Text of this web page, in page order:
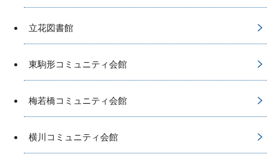
立花図書館
東駒形コミュニティ会館
梅若橋コミュニティ会館
横川コミュニティ会館